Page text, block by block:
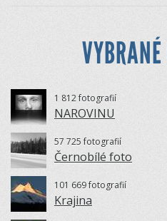
1 812 fotografií
NAROVINU
57 725 fotografií
Černobílé foto
101 669 fotografií
Krajina